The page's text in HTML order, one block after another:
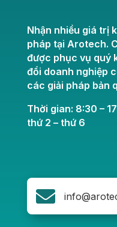
Nhận nhiều giá trị
pháp tại Arotech.
được phục vụ quý
đổi doanh nghiệp
các giải pháp bản
Thời gian: 8:30 –
thứ 2 – thứ 6
